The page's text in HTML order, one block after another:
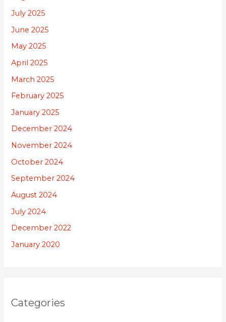
July 2025
June 2025
May 2025
April 2025
March 2025
February 2025
January 2025
December 2024
November 2024
October 2024
September 2024
August 2024
July 2024
December 2022
January 2020
Categories